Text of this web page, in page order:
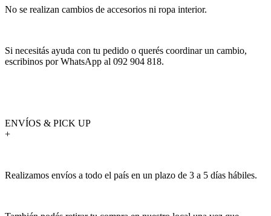
No se realizan cambios de accesorios ni ropa interior.
Si necesitás ayuda con tu pedido o querés coordinar un cambio,
escribinos por WhatsApp al 092 904 818.
ENVÍOS & PICK UP
+
Realizamos envíos a todo el país en un plazo de 3 a 5 días hábiles.